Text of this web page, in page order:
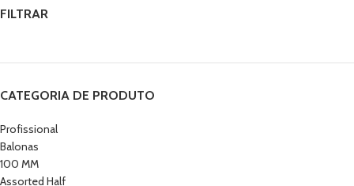
FILTRAR
CATEGORIA DE PRODUTO
Profissional
Balonas
100 MM
Assorted Half